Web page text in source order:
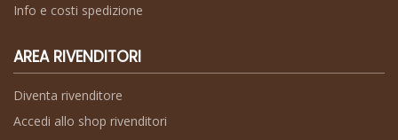
Info e costi spedizione
AREA RIVENDITORI
Diventa rivenditore
Accedi allo shop rivenditori